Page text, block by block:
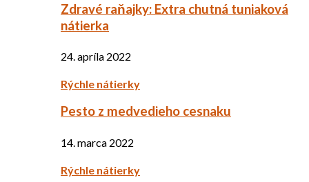
Zdravé raňajky: Extra chutná tuniaková
nátierka
24. apríla 2022
Rýchle nátierky
Pesto z medvedieho cesnaku
14. marca 2022
Rýchle nátierky